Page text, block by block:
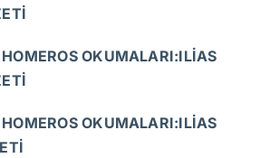
OKUMALARI:ILİAS
OKUMALARI:ILİAS